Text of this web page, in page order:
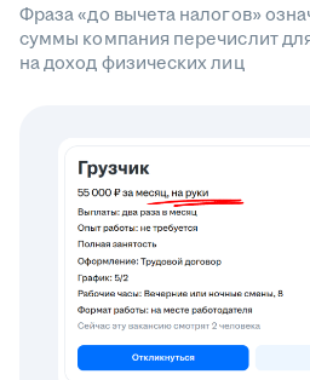
Фраза «до вычета налогов»
суммы компания перечислит
на доход физических лиц